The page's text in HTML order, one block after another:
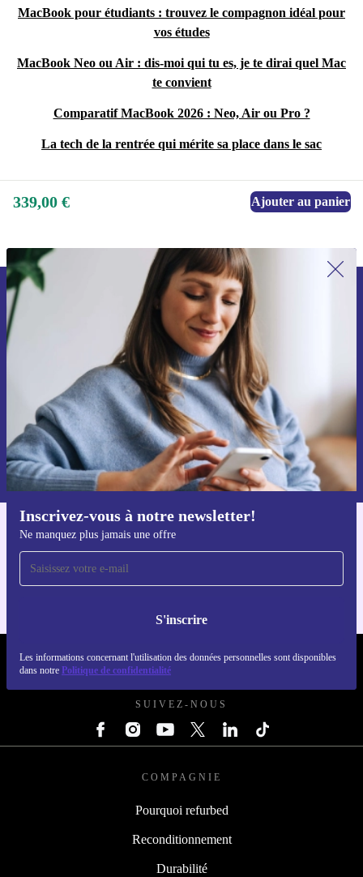
MacBook pour étudiants : trouvez le compagnon idéal pour
vos études
MacBook Neo ou Air : dis-moi qui tu es, je te dirai quel Mac
te convient
Comparatif MacBook 2026 : Neo, Air ou Pro ?
La tech de la rentrée qui mérite sa place dans le sac
339,00 € Ajouter au panier
Inscrivez-vous à notre newsletter!
Ne manquez plus jamais une offre
S'inscrire
Les informations concernant l'utilisation des données personnelles sont disponibles
dans notre Politique de confidentialité
Recevoir offres et infos de refurbed
par mail
Ne manquez plus aucune offre.
S'inscrire
Retrouvez les informations sur l'utilisation des données personnelles
dans notrepolitique de confidentialité.
Téléchargez l'application refurbed
Pour iOS et Android
REFURBED FRANCE - RETHINK NEW.
SUIVEZ-NOUS
COMPAGNIE
Pourquoi refurbed
Reconditionnement
Durabilité